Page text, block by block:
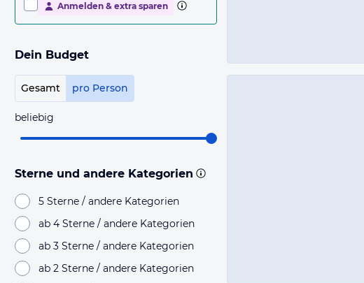
Anmelden & extra sparen
Dein Budget
Gesamt pro Person
beliebig
Sterne und andere Kategorien
5 Sterne / andere Kategorien
ab 4 Sterne / andere Kategorien
ab 3 Sterne / andere Kategorien
ab 2 Sterne / andere Kategorien